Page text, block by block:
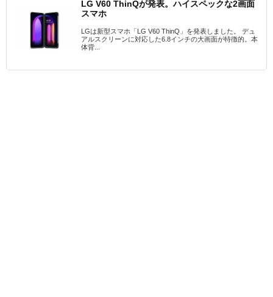
LG V60 ThinQが発表。ハイスペックな2画面
スマホ
LGは新型スマホ「LG V60 ThinQ」を発表しました。 デュ
アルスクリーンに対応した6.8インチの大画面が特徴的。本
体背...